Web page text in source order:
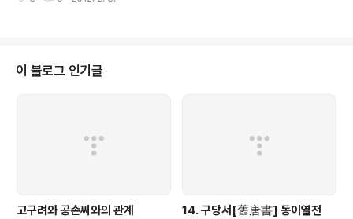
이 블로그 인기글
고구려와 공손씨와의 관계
14. 구당서[舊唐書] 동이열전